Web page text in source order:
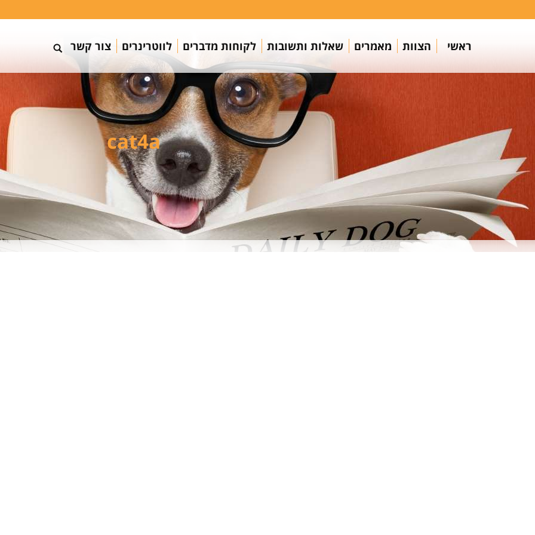
ראשי הצוות מאמרים שאלות ותשובות לקוחות מדברים לווטרינרים צור קשר
cat4a